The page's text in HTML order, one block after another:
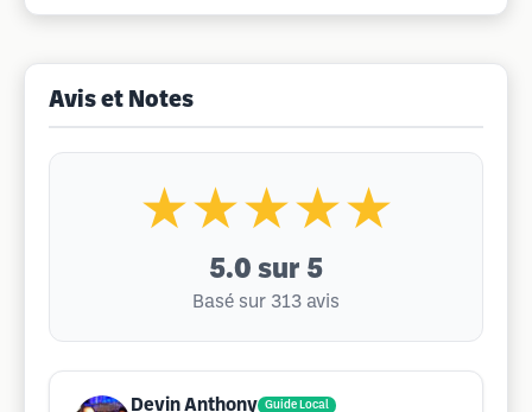
Avis et Notes
★★★★★
5.0 sur 5
Basé sur 313 avis
Devin Anthony Guide Local